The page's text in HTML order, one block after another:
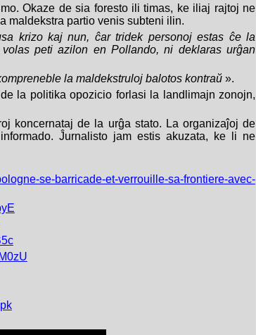
Okaze de sia foresto ili timas, ke iliaj rajtoj ne
maldekstra partio venis subteni ilin.
krizo kaj nun, ĉar tridek personoj estas ĉe la
peti azilon en Pollando, ni deklaras urĝan
la maldekstruloj balotos kontraŭ».
la politika opozicio forlasi la landlimajn zonojn,
koncernataj de la urĝa stato. La organizaĵoj de
Ĵurnalisto jam estis akuzata, ke li ne
se-barricade-et-verrouille-sa-frontiere-avec-